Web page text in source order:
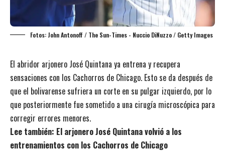
Fotos: John Antonoff / The Sun-Times - Nuccio DiNuzzo / Getty Images
El abridor arjonero José Quintana ya entrena y recupera
sensaciones con los Cachorros de Chicago. Esto se da después de
que el bolivarense sufriera un corte en su pulgar izquierdo, por lo
que posteriormente fue sometido a una cirugía microscópica para
corregir errores menores.
Lee también: El arjonero José Quintana volvió a los
entrenamientos con los Cachorros de Chicago